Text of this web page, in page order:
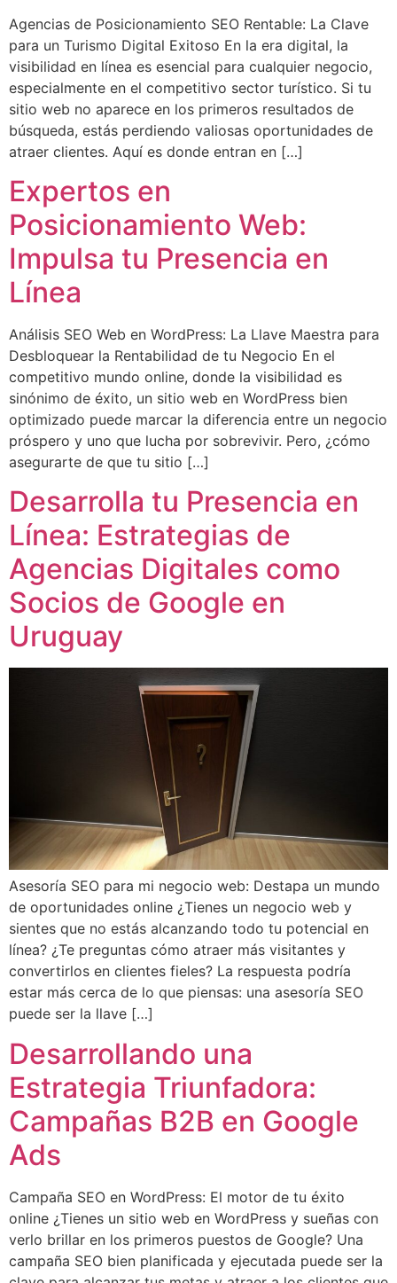
Agencias de Posicionamiento SEO Rentable: La Clave
para un Turismo Digital Exitoso En la era digital, la
visibilidad en línea es esencial para cualquier negocio,
especialmente en el competitivo sector turístico. Si tu
sitio web no aparece en los primeros resultados de
búsqueda, estás perdiendo valiosas oportunidades de
atraer clientes. Aquí es donde entran en […]
Expertos en
Posicionamiento Web:
Impulsa tu Presencia en
Línea
Análisis SEO Web en WordPress: La Llave Maestra para
Desbloquear la Rentabilidad de tu Negocio En el
competitivo mundo online, donde la visibilidad es
sinónimo de éxito, un sitio web en WordPress bien
optimizado puede marcar la diferencia entre un negocio
próspero y uno que lucha por sobrevivir. Pero, ¿cómo
asegurarte de que tu sitio […]
Desarrolla tu Presencia en
Línea: Estrategias de
Agencias Digitales como
Socios de Google en
Uruguay
Asesoría SEO para mi negocio web: Destapa un mundo
de oportunidades online ¿Tienes un negocio web y
sientes que no estás alcanzando todo tu potencial en
línea? ¿Te preguntas cómo atraer más visitantes y
convertirlos en clientes fieles? La respuesta podría
estar más cerca de lo que piensas: una asesoría SEO
puede ser la llave […]
Desarrollando una
Estrategia Triunfadora:
Campañas B2B en Google
Ads
Campaña SEO en WordPress: El motor de tu éxito
online ¿Tienes un sitio web en WordPress y sueñas con
verlo brillar en los primeros puestos de Google? Una
campaña SEO bien planificada y ejecutada puede ser la